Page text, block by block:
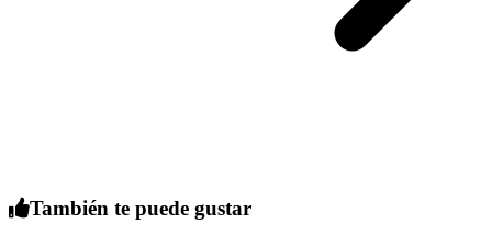
También te puede gustar